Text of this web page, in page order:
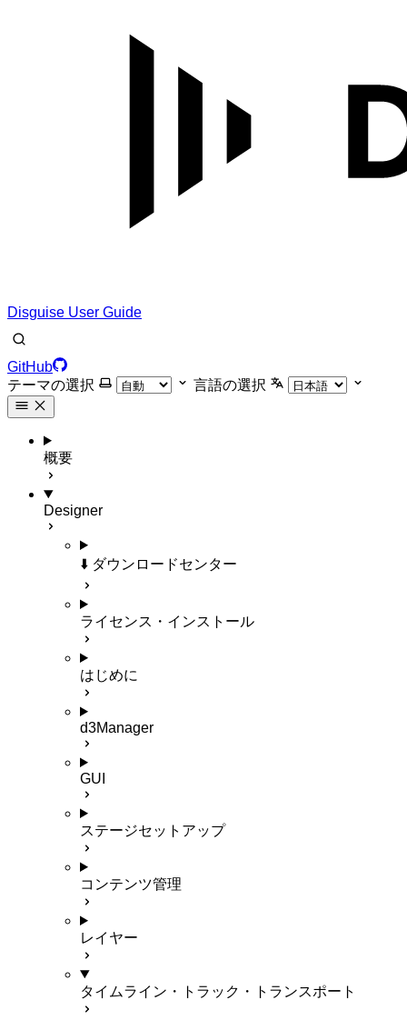
Disguise User Guide
GitHub
テーマの選択
言語の選択
概要
Designer
⬇️ ダウンロードセンター
ライセンス・インストール
はじめに
d3Manager
GUI
ステージセットアップ
コンテンツ管理
レイヤー
タイムライン・トラック・トランスポート